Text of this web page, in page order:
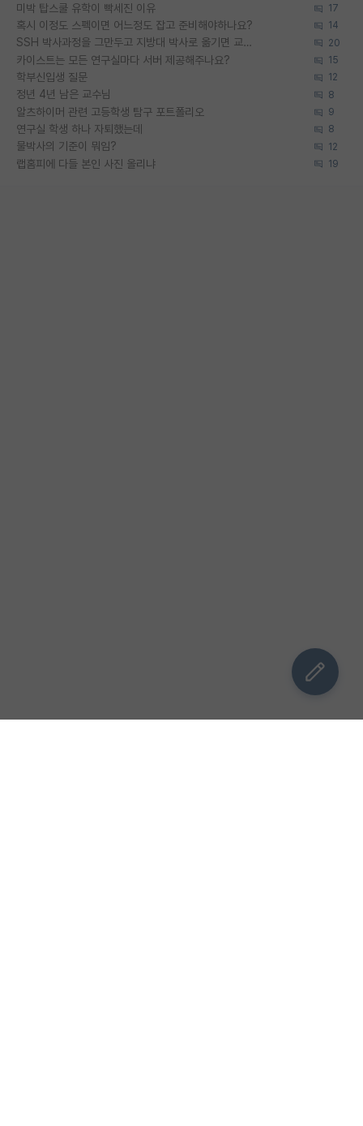
미박 탑스쿨 유학이 빡세진 이유 17
혹시 이정도 스펙이면 어느정도 잡고 준비해야하나요? 14
SSH 박사과정을 그만두고 지방대 박사로 옮기면 교수의 꿈은 끝일까요? 20
카이스트는 모든 연구실마다 서버 제공해주나요? 15
학부신입생 질문 12
정년 4년 남은 교수님 8
알츠하이머 관련 고등학생 탐구 포트폴리오 9
연구실 학생 하나 자퇴했는데 8
물박사의 기준이 뭐임? 12
랩홈피에 다들 본인 사진 올리냐 19